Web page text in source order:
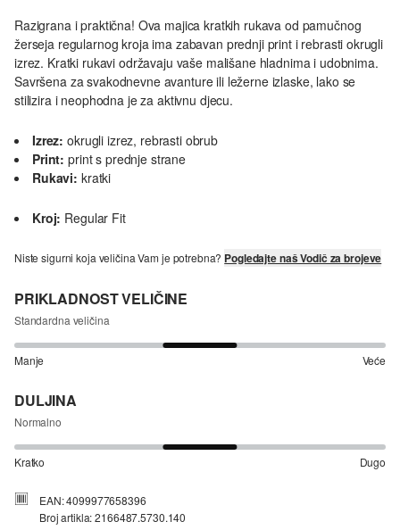
Razigrana i praktična! Ova majica kratkih rukava od pamučnog
žerseja regularnog kroja ima zabavan prednji print i rebrasti okrugli
izrez. Kratki rukavi održavaju vaše mališane hladnima i udobnima.
Savršena za svakodnevne avanture ili ležerne izlaske, lako se
stilizira i neophodna je za aktivnu djecu.
Izrez: okrugli izrez, rebrasti obrub
Print: print s prednje strane
Rukavi: kratki
Kroj: Regular Fit
Niste sigurni koja veličina Vam je potrebna? Pogledajte naš Vodič za brojeve
PRIKLADNOST VELIČINE
Standardna veličina
Manje Veće
DULJINA
Normalno
Kratko Dugo
EAN: 4099977658396
Broj artikla: 2166487.5730.140